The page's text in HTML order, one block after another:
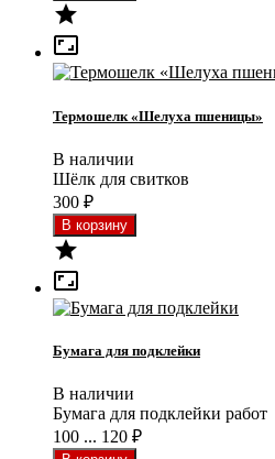


Термошелк «Шелуха пшеницы»
В наличии
Шёлк для свитков
300 ₽


Бумага для подклейки
В наличии
Бумага для подклейки работ
100 ... 120 ₽